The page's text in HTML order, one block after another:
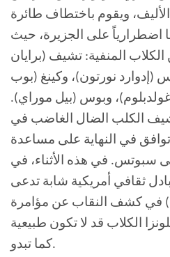
ويقوم باختطاف طائرة
اضطرارياً على الجزيرة، حيث
المنفية: تشيف (برايان
(إدوارد نورتون)، وكينغ (بوب
وبوس (بيل موراي).
الكلب الضال الغاضب في
توافق في النهاية على مساعدة
سبوتس. في هذه الأثناء، في
ثقافي أمريكية شابة تدعى
في كشف النقاب عن مؤامرة
الكلاب قد لا تكون طبيعية
كما تبدو.